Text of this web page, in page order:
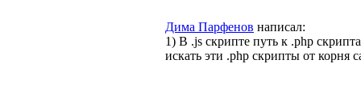
Дима Парфенов написал:
1) В .js скрипте путь к .php
искать эти .php скрипты от корня